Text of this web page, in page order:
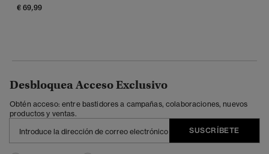
€ 69,99
Desbloquea Acceso Exclusivo
Obtén acceso: entre bastidores a campañas, colaboraciones, nuevos
productos y ventas.
SUSCRÍBETE